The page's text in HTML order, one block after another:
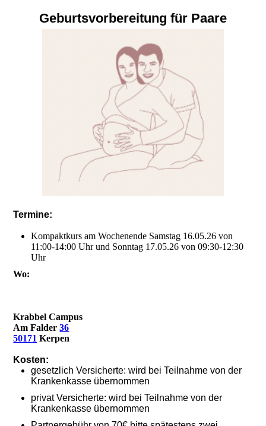
Geburtsvorbereitung für Paare
Termine:
Kompaktkurs am Wochenende Samstag 16.05.26 von
11:00-14:00 Uhr und Sonntag 17.05.26 von 09:30-12:30
Uhr
Wo:
Krabbel Campus
Am Falder36
50171 Kerpen
Kosten:
gesetzlich Versicherte: wird bei Teilnahme von der
Krankenkasse übernommen
privat Versicherte: wird bei Teilnahme von der
Krankenkasse übernommen